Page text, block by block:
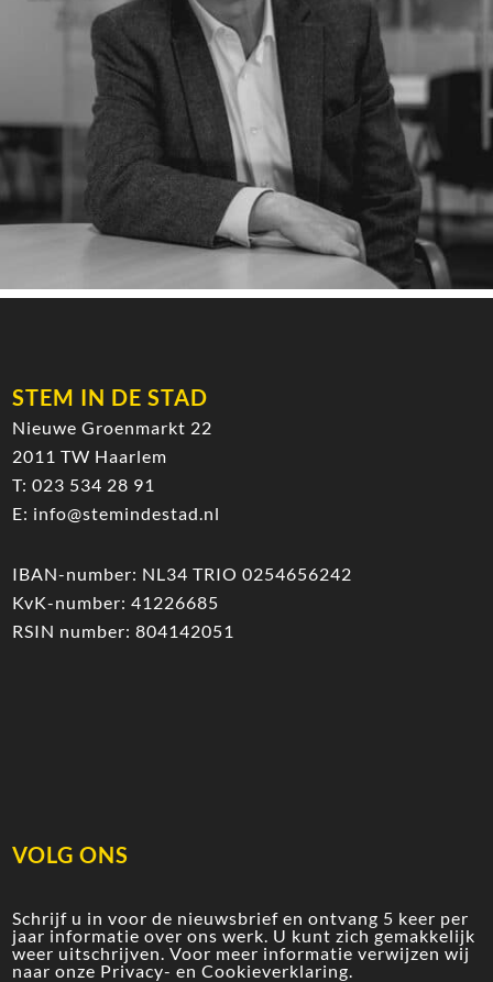
STEM IN DE STAD
Nieuwe Groenmarkt 22
2011 TW Haarlem
T:023 534 28 91
E: info@stemindestad.nl
IBAN-number: NL34 TRIO 0254656242
KvK-number: 41226685
RSIN number: 804142051
VOLG ONS
Schrijf u in voor de nieuwsbrief en ontvang 5 keer per
jaar informatie over ons werk. U kunt zich gemakkelijk
weer uitschrijven. Voor meer informatie verwijzen wij
naar onze Privacy- en Cookieverklaring.